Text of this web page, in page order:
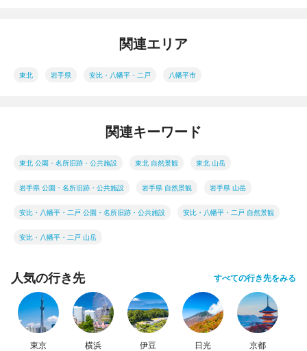
関連エリア
東北 岩手県 安比・八幡平・二戸 八幡平市
関連キーワード
東北 公園・名所旧跡・公共施設 東北 自然景観 東北 山岳
岩手県 公園・名所旧跡・公共施設 岩手県 自然景観 岩手県 山岳
安比・八幡平・二戸 公園・名所旧跡・公共施設 安比・八幡平・二戸 自然景観
安比・八幡平・二戸 山岳
人気の行き先 すべての行き先をみる
東京 横浜 伊豆 日光 京都